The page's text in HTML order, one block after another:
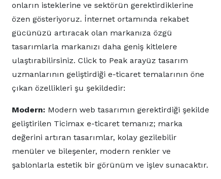
onların isteklerine ve sektörün gerektirdiklerine
özen gösteriyoruz. İnternet ortamında rekabet
gücünüzü artıracak olan markanıza özgü
tasarımlarla markanızı daha geniş kitlelere
ulaştırabilirsiniz. Click to Peak arayüz tasarım
uzmanlarının geliştirdiği e-ticaret temalarının öne
çıkan özellikleri şu şekildedir:
Modern: Modern web tasarımın gerektirdiği şekilde
geliştirilen Ticimax e-ticaret temanız; marka
değerini artıran tasarımlar, kolay gezilebilir
menüler ve bileşenler, modern renkler ve
şablonlarla estetik bir görünüm ve işlev sunacaktır.